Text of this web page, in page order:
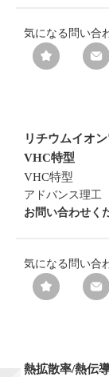
気になる 問い合
リチウムイオ
VHC特型
VHC特型
アドバンス理工
お問い合わせく
気になる 問い合
熱拡散率/熱伝